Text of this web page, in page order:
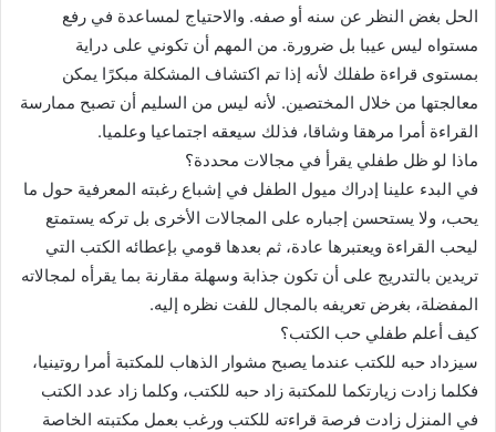
الحل بغض النظر عن سنه أو صفه. والاحتياج لمساعدة في رفع
مستواه ليس عيبا بل ضرورة. من المهم أن تكوني على دراية
بمستوى قراءة طفلك لأنه إذا تم اكتشاف المشكلة مبكرًا يمكن
معالجتها من خلال المختصين. لأنه ليس من السليم أن تصبح ممارسة
القراءة أمرا مرهقا وشاقا، فذلك سيعقه اجتماعيا وعلميا.
ماذا لو ظل طفلي يقرأ في مجالات محددة؟
في البدء علينا إدراك ميول الطفل في إشباع رغبته المعرفية حول ما
يحب، ولا يستحسن إجباره على المجالات الأخرى بل تركه يستمتع
ليحب القراءة ويعتبرها عادة، ثم بعدها قومي بإعطائه الكتب التي
تريدين بالتدريج على أن تكون جذابة وسهلة مقارنة بما يقرأه لمجالاته
المفضلة، بغرض تعريفه بالمجال للفت نظره إليه.
كيف أعلم طفلي حب الكتب؟
سيزداد حبه للكتب عندما يصبح مشوار الذهاب للمكتبة أمرا روتينيا،
فكلما زادت زيارتكما للمكتبة زاد حبه للكتب، وكلما زاد عدد الكتب
في المنزل زادت فرصة قراءته للكتب ورغب بعمل مكتبته الخاصة